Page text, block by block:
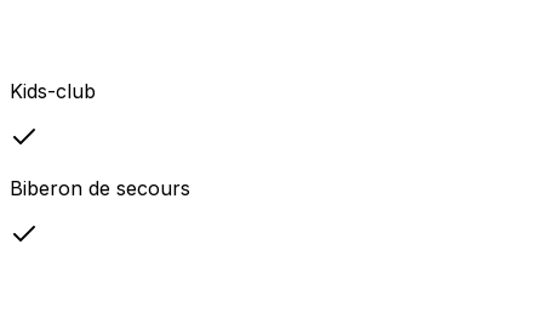
Kids-club
Biberon de secours